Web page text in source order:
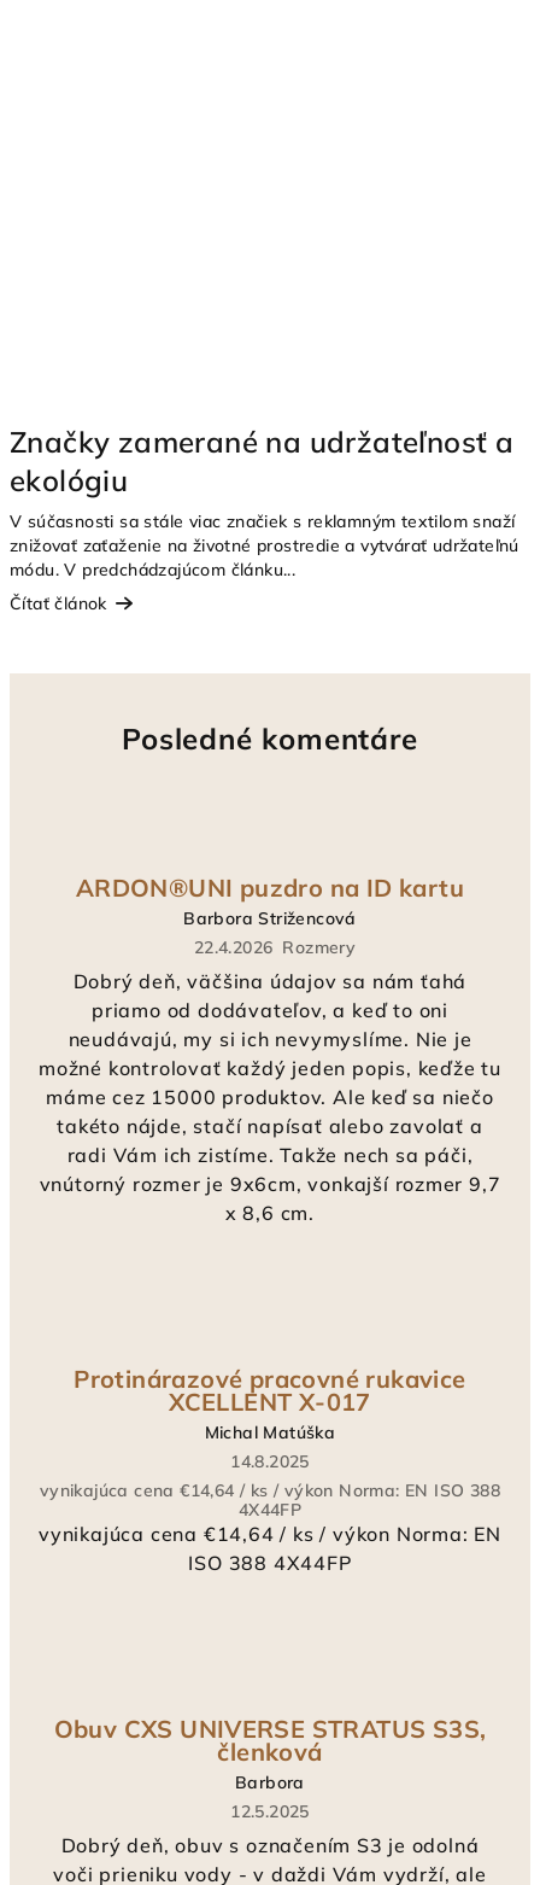
Značky zamerané na udržateľnosť a
ekológiu
V súčasnosti sa stále viac značiek s reklamným textilom snaží
znižovať zaťaženie na životné prostredie a vytvárať udržateľnú
módu. V predchádzajúcom článku...
Čítať článok
Posledné komentáre
ARDON®UNI puzdro na ID kartu
Barbora Strižencová
22.4.2026 Rozmery
Dobrý deň, väčšina údajov sa nám ťahá
priamo od dodávateľov, a keď to oni
neudávajú, my si ich nevymyslíme. Nie je
možné kontrolovať každý jeden popis, keďže tu
máme cez 15000 produktov. Ale keď sa niečo
takéto nájde, stačí napísať alebo zavolať a
radi Vám ich zistíme. Takže nech sa páči,
vnútorný rozmer je 9x6cm, vonkajší rozmer 9,7
x 8,6 cm.
Protinárazové pracovné rukavice
XCELLENT X-017
Michal Matúška
14.8.2025
vynikajúca cena €14,64 / ks / výkon Norma: EN ISO 388
4X44FP
vynikajúca cena €14,64 / ks / výkon Norma: EN
ISO 388 4X44FP
Obuv CXS UNIVERSE STRATUS S3S,
členková
Barbora
12.5.2025
Dobrý deň, obuv s označením S3 je odolná
voči prieniku vody - v daždi Vám vydrží, ale